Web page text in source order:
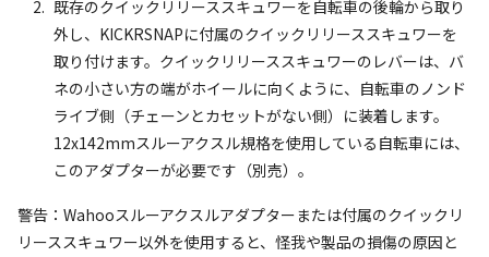
既存のクイックリリーススキュワーを自転車の後輪から取り
外し、KICKRSNAPに付属のクイックリリーススキュワーを
取り付けます。クイックリリーススキュワーのレバーは、バ
ネの小さい方の端がホイールに向くように、自転車のノンド
ライブ側（チェーンとカセットがない側）に装着します。
12x142mmスルーアクスル規格を使用している自転車には、
このアダプターが必要です（別売）。
警告：Wahooスルーアクスルアダプターまたは付属のクイックリ
リーススキュワー以外を使用すると、怪我や製品の損傷の原因と